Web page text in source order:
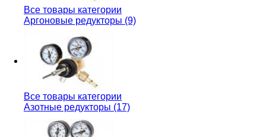
Все товары категории
Аргоновые редукторы (9)
Все товары категории
Азотные редукторы (17)